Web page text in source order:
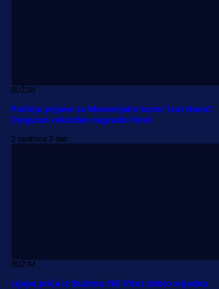
BUŽIM
Počinju prijave za Memorijalni turnir 'Izet Nanić':
Osiguran rekordan nagradni fond
2 sedmica 3 dan
BUŽIM
Lijepa priča iz Bužima: NK Vitez dobio vrijednu